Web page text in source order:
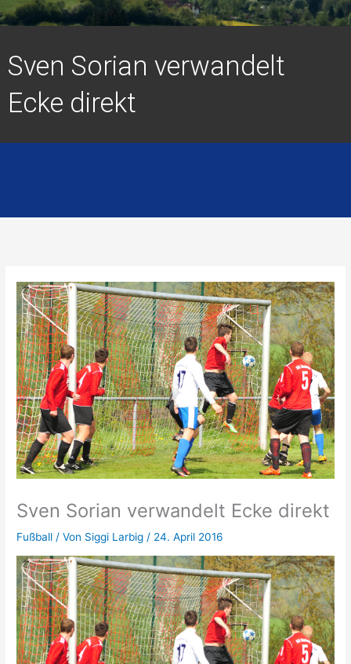
Sven Sorian verwandelt
Ecke direkt
Sven Sorian verwandelt Ecke direkt
Fußball / Von Siggi Larbig / 24. April 2016